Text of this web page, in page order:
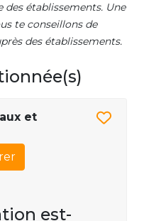
des établissements. Une
te conseillons de
des établissements.
et
est-